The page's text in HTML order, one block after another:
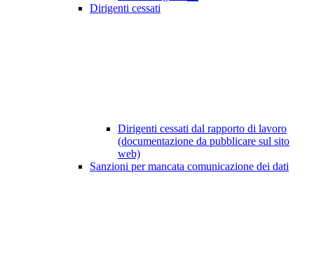
Dirigenti cessati
Dirigenti cessati dal rapporto di lavoro
(documentazione da pubblicare sul sito
web)
Sanzioni per mancata comunicazione dei dati